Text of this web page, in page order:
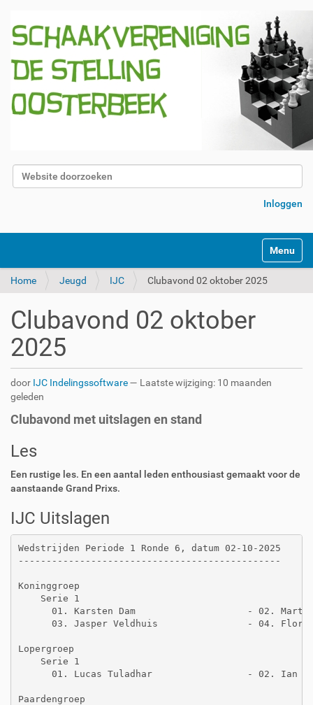
Zoek
Inloggen
Klap
Home Jeugd IJC Clubavond 02 oktober 2025
Clubavond 02 oktober
2025
door IJC Indelingssoftware— Laatste wijziging: 10 maanden
geleden
Clubavond met uitslagen en stand
Les
Een rustige les. En een aantal leden enthousiast gemaakt voor de
aanstaande Grand Prixs.
IJC Uitslagen
Wedstrijden Periode 1 Ronde 6, datum 02-10-2025
-----------------------------------------------
Koninggroep
    Serie 1
01. Karsten Dam                    - 02.
03. Jasper Veldhuis                - 04.
Lopergroep
    Serie 1
01. Lucas Tuladhar                 - 02. Ian
Paardengroep